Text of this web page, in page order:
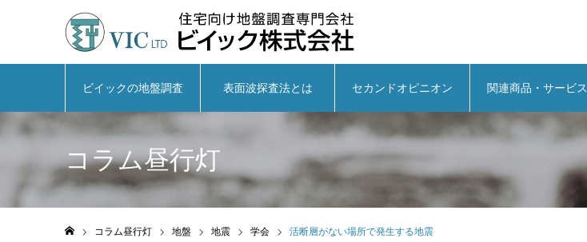
ビイックの地盤調査 表面波探査法とは セカンドオピニオン 関連商品・サービス
コラム昼行灯
コラム昼行灯 地盤 地震 学会 活断層がない場所で発生する地震